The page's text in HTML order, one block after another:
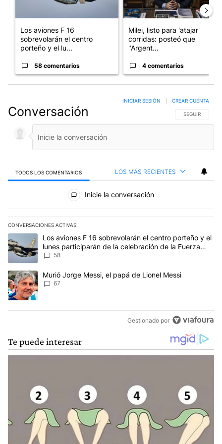
Los aviones F 16
sobrevolarán el centro
porteño y el lu...
58 comentarios
Milei, listo para 'atajar'
corridas: posteó que
"Argent...
4 comentarios
Conversación SIGA ESTA
SEGUIR
INICIAR SESIÓN CREAR CUENTA
TODOS LOS COMENTARIOS LOS MÁS RECIENTES
Todos los comentarios
Inicie la conversación
CONVERSACIONES ACTIVAS
Este listado muestra los artículos con más comentarios en los
Un artículo de tendencia con el título "Los aviones F 16
Los aviones F 16 sobrevolarán el centro porteño y el
lunes participarán de la celebración de la Fuerza
Aérea
58
Un artículo de tendencia con el título "Murió Jorge Messi, el
Murió Jorge Messi, el papá de Lionel Messi
67
Gestionado por